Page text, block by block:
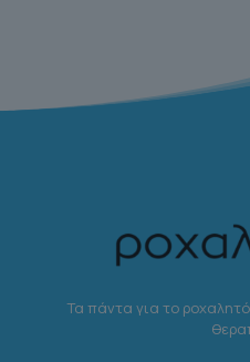
Τα πάντα για το